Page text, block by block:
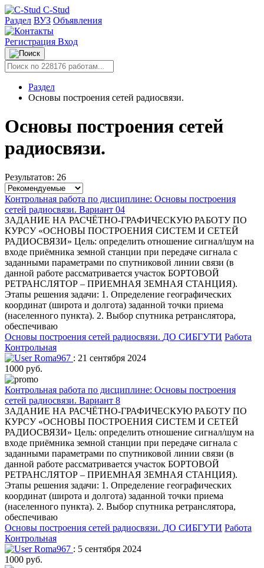
C-Stud
Раздел ВУЗ Объявления
Регистрация Вход
Раздел
Основы построения сетей радиосвязи.
Основы построения сетей
радиосвязи.
Результатов: 26
Контрольная работа по дисциплине: Основы построения
сетей радиосвязи. Вариант 04
ЗАДАНИЕ НА РАСЧЁТНО-ГРАФИЧЕСКУЮ РАБОТУ ПО
КУРСУ «ОСНОВЫ ПОСТРОЕНИЯ СИСТЕМ И СЕТЕЙ
РАДИОСВЯЗИ» Цель: определить отношение сигнал/шум на
входе приёмника земной станции при передаче сигнала с
заданными параметрами по спутниковой линии связи (в
данной работе рассматривается участок БОРТОВОЙ
РЕТРАНСЛЯТОР – ПРИЕМНАЯ ЗЕМНАЯ СТАНЦИЯ).
Этапы решения задачи: 1. Определение географических
координат (широта и долгота) заданной точки приема
(населенного пункта). 2. Выбор спутника ретранслятора,
обеспечиваю
Основы построения сетей радиосвязи. ДО СИБГУТИ Работа
Контрольная
Roma967 : 21 сентября 2024
1000 руб.
Контрольная работа по дисциплине: Основы построения
сетей радиосвязи. Вариант 8
ЗАДАНИЕ НА РАСЧЁТНО-ГРАФИЧЕСКУЮ РАБОТУ ПО
КУРСУ «ОСНОВЫ ПОСТРОЕНИЯ СИСТЕМ И СЕТЕЙ
РАДИОСВЯЗИ» Цель: определить отношение сигнал/шум на
входе приёмника земной станции при передаче сигнала с
заданными параметрами по спутниковой линии связи (в
данной работе рассматривается участок БОРТОВОЙ
РЕТРАНСЛЯТОР – ПРИЕМНАЯ ЗЕМНАЯ СТАНЦИЯ).
Этапы решения задачи: 1. Определение географических
координат (широта и долгота) заданной точки приема
(населенного пункта). 2. Выбор спутника ретранслятора,
обеспечиваю
Основы построения сетей радиосвязи. ДО СИБГУТИ Работа
Контрольная
Roma967 : 5 сентября 2024
1000 руб.